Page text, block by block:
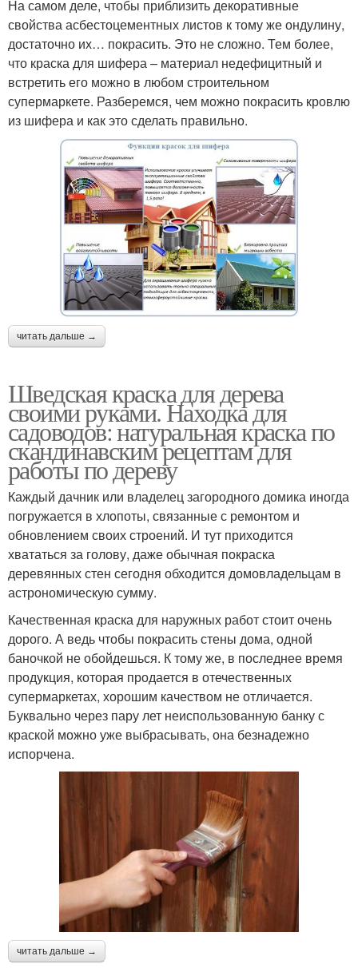
На самом деле, чтобы приблизить декоративные
свойства асбестоцементных листов к тому же ондулину,
достаточно их… покрасить. Это не сложно. Тем более,
что краска для шифера – материал недефицитный и
встретить его можно в любом строительном
супермаркете. Разберемся, чем можно покрасить кровлю
из шифера и как это сделать правильно.
читать дальше →
Шведская краска для дерева
своими руками. Находка для
садоводов: натуральная краска по
скандинавским рецептам для
работы по дереву
Каждый дачник или владелец загородного домика иногда
погружается в хлопоты, связанные с ремонтом и
обновлением своих строений. И тут приходится
хвататься за голову, даже обычная покраска
деревянных стен сегодня обходится домовладельцам в
астрономическую сумму.
Качественная краска для наружных работ стоит очень
дорого. А ведь чтобы покрасить стены дома, одной
баночкой не обойдешься. К тому же, в последнее время
продукция, которая продается в отечественных
супермаркетах, хорошим качеством не отличается.
Буквально через пару лет неиспользованную банку с
краской можно уже выбрасывать, она безнадежно
испорчена.
читать дальше →